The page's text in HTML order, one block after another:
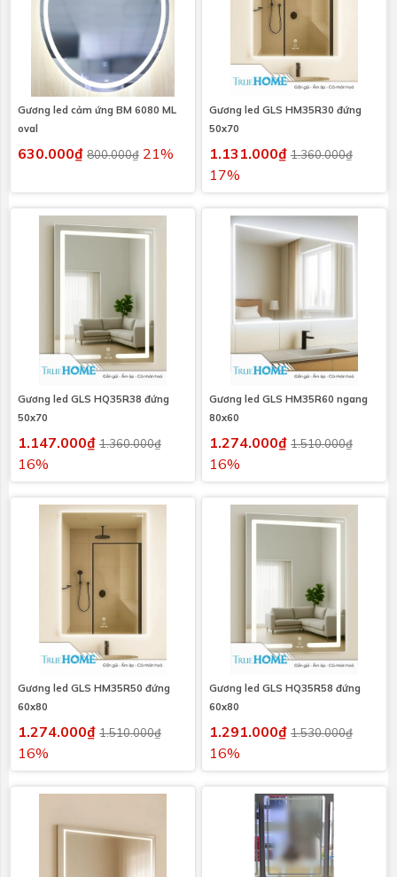
Gương led cảm ứng BM 6080 ML
oval
630.000₫ 800.000₫ 21%
Gương led GLS HM35R30 đứng
50x70
1.131.000₫ 1.360.000₫
17%
Gương led GLS HQ35R38 đứng
50x70
1.147.000₫ 1.360.000₫
16%
Gương led GLS HM35R60 ngang
80x60
1.274.000₫ 1.510.000₫
16%
Gương led GLS HM35R50 đứng
60x80
1.274.000₫ 1.510.000₫
16%
Gương led GLS HQ35R58 đứng
60x80
1.291.000₫ 1.530.000₫
16%